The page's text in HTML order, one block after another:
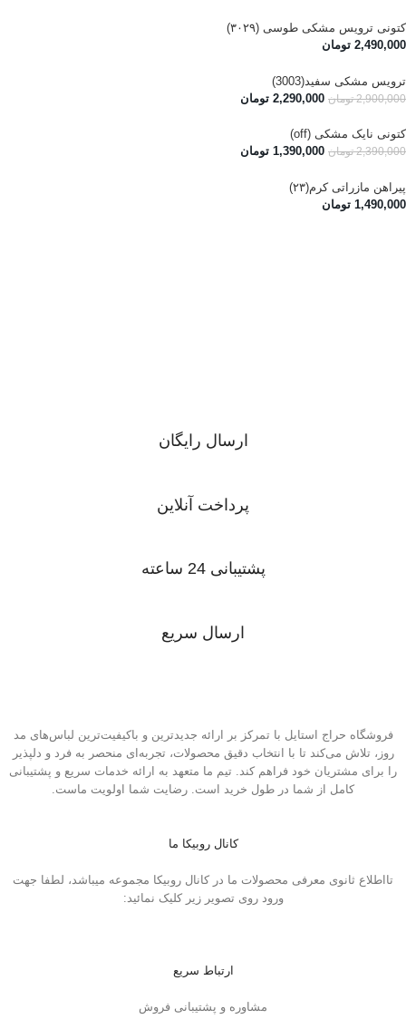
کتونی ترویس مشکی طوسی (۳۰۲۹)
2,490,000 تومان
ترویس مشکی سفید(3003)
2,900,000 تومان 2,290,000 تومان
کتونی نایک مشکی (off)
2,390,000 تومان 1,390,000 تومان
پیراهن مازراتی کرم(۲۳)
1,490,000 تومان
ارسال رایگان
پرداخت آنلاین
پشتیبانی 24 ساعته
ارسال سریع
فروشگاه حراج استایل با تمرکز بر ارائه جدیدترین و باکیفیت‌ترین لباس‌های مد
روز، تلاش می‌کند تا با انتخاب دقیق محصولات، تجربه‌ای منحصر به فرد و دلپذیر
را برای مشتریان خود فراهم کند. تیم ما متعهد به ارائه خدمات سریع و پشتیبانی
کامل از شما در طول خرید است. رضایت شما اولویت ماست.
کانال روبیکا ما
تااطلاع ثانوی معرفی محصولات ما در کانال روبیکا مجموعه میباشد، لطفا جهت
ورود روی تصویر زیر کلیک نمائید:
ارتباط سریع
مشاوره و پشتیبانی فروش